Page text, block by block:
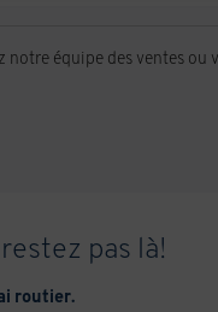
notre équipe des ventes ou
pas là!
routier.